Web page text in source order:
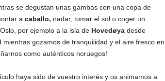
se degustan unas gambas con una copa de
a caballo, nadar, tomar el sol o coger un
por ejemplo a la isla de Hovedøyadesde
gozamos de tranquilidad y el aire fresco en
como auténticos noruegos!
haya sido de vuestro interés y os animamos a